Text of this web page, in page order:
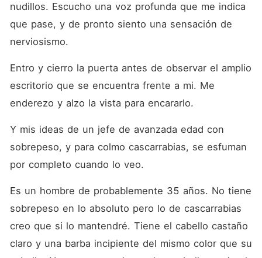
nudillos. Escucho una voz profunda que me indica
que pase, y de pronto siento una sensación de
nerviosismo.
Entro y cierro la puerta antes de observar el amplio
escritorio que se encuentra frente a mi. Me
enderezo y alzo la vista para encararlo.
Y mis ideas de un jefe de avanzada edad con
sobrepeso, y para colmo cascarrabias, se esfuman
por completo cuando lo veo.
Es un hombre de probablemente 35 años. No tiene
sobrepeso en lo absoluto pero lo de cascarrabias
creo que si lo mantendré. Tiene el cabello castaño
claro y una barba incipiente del mismo color que su